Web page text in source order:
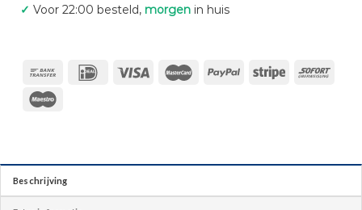
✓ Voor 22:00 besteld, morgenin huis
Beschrijving